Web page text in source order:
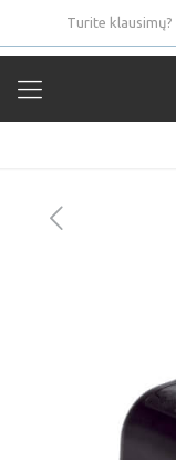
Turite klausimų?